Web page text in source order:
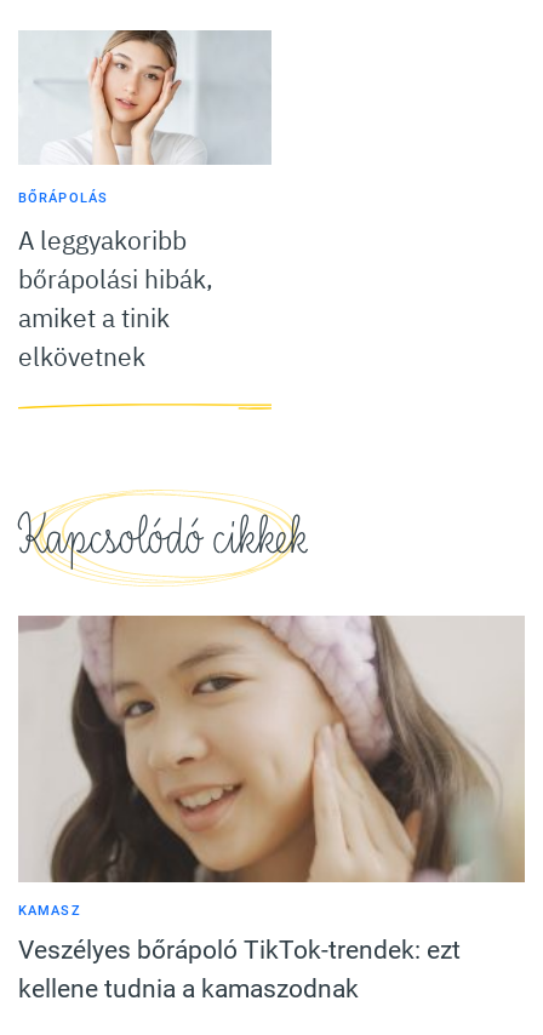
BŐRÁPOLÁS
A leggyakoribb
bőrápolási hibák,
amiket a tinik
elkövetnek
Kapcsolódó cikkek
KAMASZ
Veszélyes bőrápoló TikTok-trendek: ezt
kellene tudnia a kamaszodnak